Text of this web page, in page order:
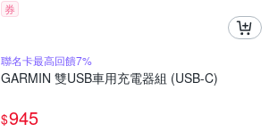
券
聯名卡最高回饋7%
GARMIN 雙USB車用充電器組 (USB-C)
$945